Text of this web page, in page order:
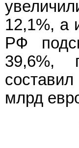
12,1%, а
РФ
39,6%,
млрд